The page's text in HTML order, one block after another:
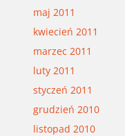
maj 2011
kwiecień 2011
marzec 2011
luty 2011
styczeń 2011
grudzień 2010
listopad 2010